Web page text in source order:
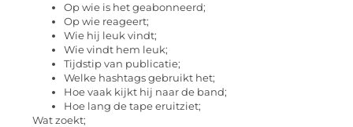
Op wie is het geabonneerd;
Op wie reageert;
Wie hij leuk vindt;
Wie vindt hem leuk;
Tijdstip van publicatie;
Welke hashtags gebruikt het;
Hoe vaak kijkt hij naar de band;
Hoe lang de tape eruitziet;
Wat zoekt;